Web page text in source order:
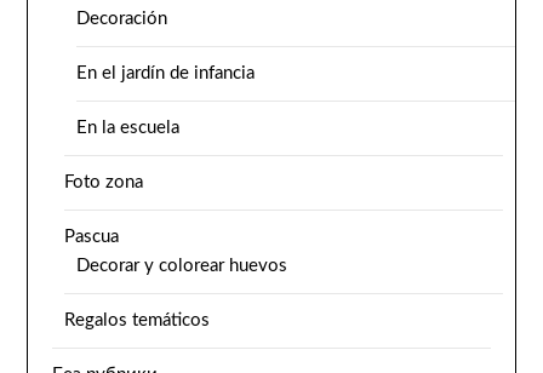
Decoración
En el jardín de infancia
En la escuela
Foto zona
Pascua
Decorar y colorear huevos
Regalos temáticos